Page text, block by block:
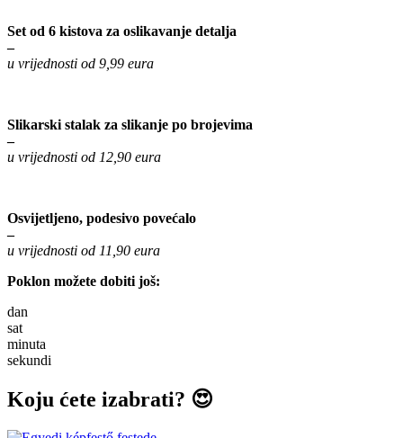
Set od 6 kistova za oslikavanje detalja
–
u vrijednosti od 9,99 eura
Slikarski stalak za slikanje po brojevima
–
u vrijednosti od 12,90 eura
Osvijetljeno, podesivo povećalo
–
u vrijednosti od 11,90 eura
Poklon možete dobiti još:
dan
sat
minuta
sekundi
Koju ćete izabrati? 😍